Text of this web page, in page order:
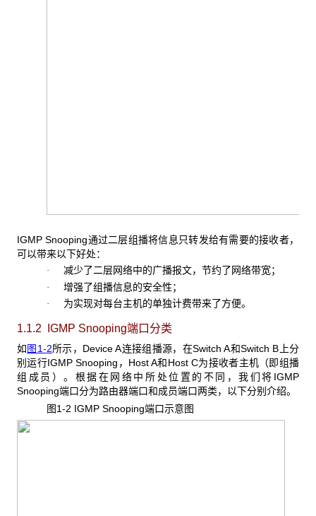
IGMP Snooping通过二层组播将信息只转发给有需要的接收者，
可以带来以下好处：
· 减少了二层网络中的广播报文，节约了网络带宽；
· 增强了组播信息的安全性；
· 为实现对每台主机的单独计费带来了方便。
1.1.2 IGMP Snooping端口分类
如图1-2所示，Device A连接组播源，在Switch A和Switch B上分
别运行IGMP Snooping，Host A和Host C为接收者主机（即组播
组成员）。根据在网络中所处位置的不同，我们将IGMP
Snooping端口分为路由器端口和成员端口两类，以下分别介绍。
图1-2 IGMP Snooping端口示意图